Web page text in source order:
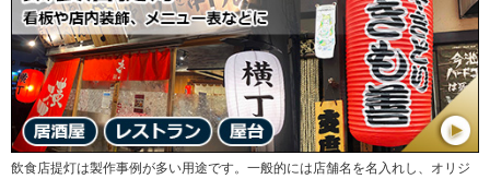
飲食店提灯は製作事例が多い用途です。一般的には店舗名を名入れし、オリジ